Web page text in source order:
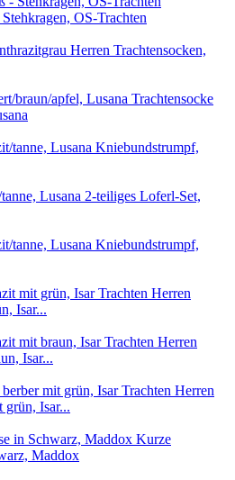
OS-Trachten
Herren Trachtensocken,
Trachtensocke
Kniebundstrumpf,
2-teiliges Loferl-Set,
Kniebundstrumpf,
Herren
Isar...
Herren
Isar...
Herren
grün, Isar...
Kurze
Maddox